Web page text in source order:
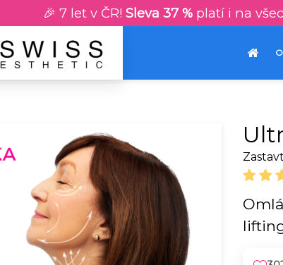
🎉 7 let v ČR! Sleva 37 % platí i na